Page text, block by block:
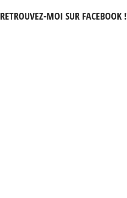
RETROUVEZ-MOI SUR FACEBOOK !